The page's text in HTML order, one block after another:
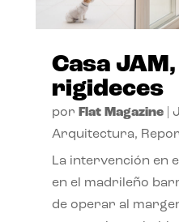
Casa
rigideces
por Flat Magazine|
Arquitectura,
La intervención en
en el madrileño
de operar al